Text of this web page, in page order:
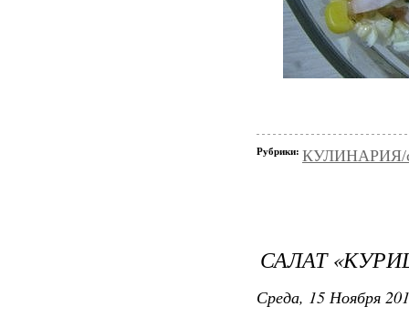
Рубрики: КУЛИНАРИЯ/
САЛАТ
Среда, 15 Ноября